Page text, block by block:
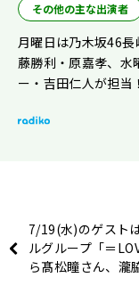
その他の主な出演者
月曜日は乃木坂46
藤勝利・原嘉孝、水
ー・吉田仁人が担
7/19(水)のゲスト
ルグループ「＝
ら髙松瞳さん、瀧